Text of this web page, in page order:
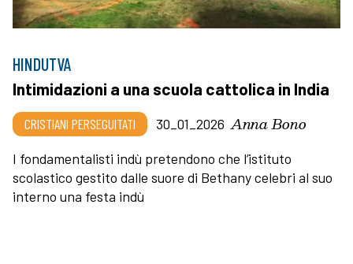
HINDUTVA
Intimidazioni a una scuola cattolica in India
CRISTIANI PERSEGUITATI 30_01_2026 Anna Bono
I fondamentalisti indù pretendono che l’istituto
scolastico gestito dalle suore di Bethany celebri al suo
interno una festa indù